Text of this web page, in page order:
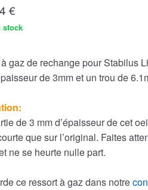
€
stock
gaz de rechange pour Stabilus
de 3mm et un trou de
de 3 mm d’épaisseur de cet
que sur l’original. Faites
ne se heurte nulle part.
ce ressort à gaz dans notre